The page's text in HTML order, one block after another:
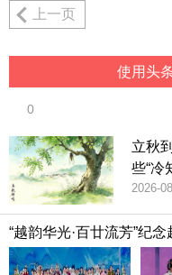
上一页
使用头
0
立秋
些“冷
2026-
“越韵华光·百廿流芳”纪